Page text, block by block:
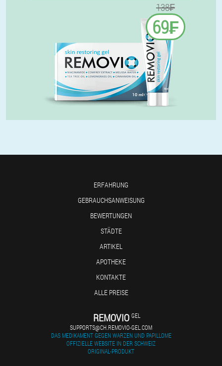
138₣
69₣
ERFAHRUNG
GEBRAUCHSANWEISUNG
BEWERTUNGEN
STÄDTE
ARTIKEL
APOTHEKE
KONTAKTE
ALLE PREISE
REMOVIO GEL
SUPPORTS@CH.REMOVIO-GEL.COM
DAS MEDIKAMENT GEGEN WARZEN UND PAPILLOME
OFFIZIELLE WEBSITE IN DER SCHWEIZ
ORIGINAL-PRODUKT